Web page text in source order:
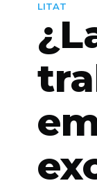
LITAT